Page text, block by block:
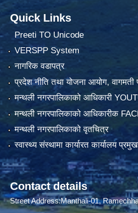
Quick Links
Preeti TO Unicode
VERSPP System
नागरिक वडापत्र
प्रदेश नीति तथा योजना आयोग,
मन्थली नगरपालिकाको आधिकारी
मन्थली नगरपालिकाको आधिकारीक
मन्थली नगरपालिकाको वृतचित्र
स्वास्थ्य संस्थामा कार्यारत कार्यालय
Contact details
Street Address:Manthali-01,